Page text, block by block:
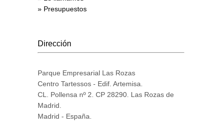
» Presupuestos
Dirección
Parque Empresarial Las Rozas
Centro Tartessos - Edif. Artemisa.
CL. Pollensa nº 2. CP 28290. Las Rozas de
Madrid.
Madrid - España.